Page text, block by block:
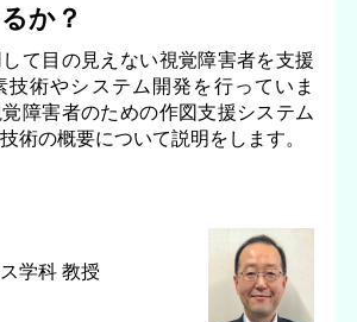
か？
て目の見えない視覚障害者を支援
技術やシステム開発を行っていま
障害者のための作図支援システム
術の概要について説明をします。
学科 教授